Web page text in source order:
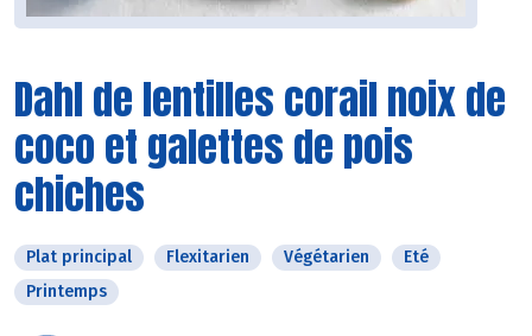
Dahl de lentilles corail noix de
coco et galettes de pois
chiches
Plat principal Flexitarien Végétarien
Eté
Printemps